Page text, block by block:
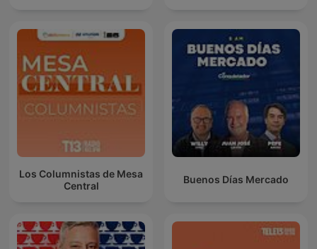
Los Columnistas de Mesa
Central
Buenos Días Mercado